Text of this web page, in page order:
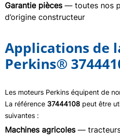
Garantie pièces— toutes nos
d’origine constructeur
Applications de
Perkins®
Les moteurs Perkins équipent de
La référence 37444108 peut être
suivantes :
Machines agricoles—